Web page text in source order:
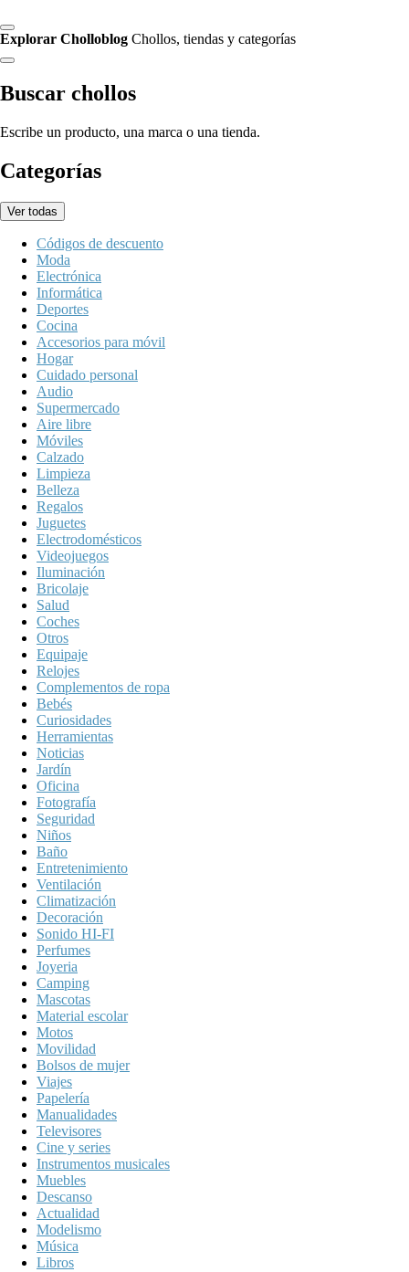
Explorar Cholloblog Chollos, tiendas y categorías
Buscar chollos
Escribe un producto, una marca o una tienda.
Categorías
Ver todas
Códigos de descuento
Moda
Electrónica
Informática
Deportes
Cocina
Accesorios para móvil
Hogar
Cuidado personal
Audio
Supermercado
Aire libre
Móviles
Calzado
Limpieza
Belleza
Regalos
Juguetes
Electrodomésticos
Videojuegos
Iluminación
Bricolaje
Salud
Coches
Otros
Equipaje
Relojes
Complementos de ropa
Bebés
Curiosidades
Herramientas
Noticias
Jardín
Oficina
Fotografía
Seguridad
Niños
Baño
Entretenimiento
Ventilación
Climatización
Decoración
Sonido HI-FI
Perfumes
Joyeria
Camping
Mascotas
Material escolar
Motos
Movilidad
Bolsos de mujer
Viajes
Papelería
Manualidades
Televisores
Cine y series
Instrumentos musicales
Muebles
Descanso
Actualidad
Modelismo
Música
Libros